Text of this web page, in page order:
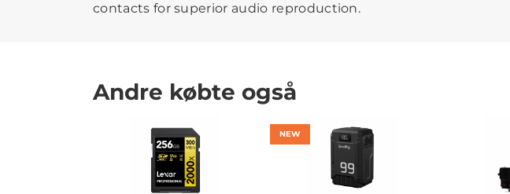
contacts for superior audio reproduction.
Andre købte også
NEW